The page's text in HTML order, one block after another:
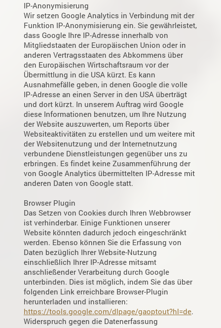
IP-Anonymisierung
Wir setzen Google Analytics in Verbindung mit der
Funktion IP-Anonymisierung ein. Sie gewährleistet,
dass Google Ihre IP-Adresse innerhalb von
Mitgliedstaaten der Europäischen Union oder in
anderen Vertragsstaaten des Abkommens über
den Europäischen Wirtschaftsraum vor der
Übermittlung in die USA kürzt. Es kann
Ausnahmefälle geben, in denen Google die volle
IP-Adresse an einen Server in den USA überträgt
und dort kürzt. In unserem Auftrag wird Google
diese Informationen benutzen, um Ihre Nutzung
der Website auszuwerten, um Reports über
Websiteaktivitäten zu erstellen und um weitere mit
der Websitenutzung und der Internetnutzung
verbundene Dienstleistungen gegenüber uns zu
erbringen. Es findet keine Zusammenführung der
von Google Analytics übermittelten IP-Adresse mit
anderen Daten von Google statt.
Browser Plugin
Das Setzen von Cookies durch Ihren Webbrowser
ist verhinderbar. Einige Funktionen unserer
Website könnten dadurch jedoch eingeschränkt
werden. Ebenso können Sie die Erfassung von
Daten bezüglich Ihrer Website-Nutzung
einschließlich Ihrer IP-Adresse mitsamt
anschließender Verarbeitung durch Google
unterbinden. Dies ist möglich, indem Sie das über
folgenden Link erreichbare Browser-Plugin
herunterladen und installieren:
https://tools.google.com/dlpage/gaoptout?hl=de.
Widerspruch gegen die Datenerfassung